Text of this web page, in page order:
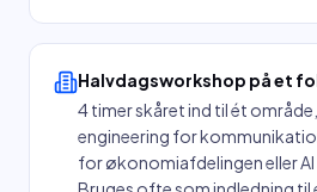
Halvdagsworkshop på et
4 timer skåret ind til ét
engineering for
for økonomiafdelingen eller AI